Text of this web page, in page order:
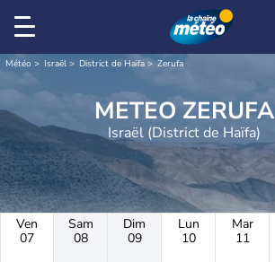
Météo Israël District de Haïfa Zerufa
METEO ZERUFA
Israël (District de Haïfa)
Ven
07
Sam
08
Dim
09
Lun
10
Mar
11